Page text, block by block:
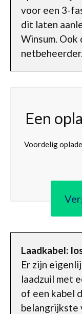
voor een 3-
dit laten
Winsum. Ook
netbeheerder.
Een
Voordelig
Laadkabel:
Er zijn
laadzuil met
of een kabel
belangrijkste